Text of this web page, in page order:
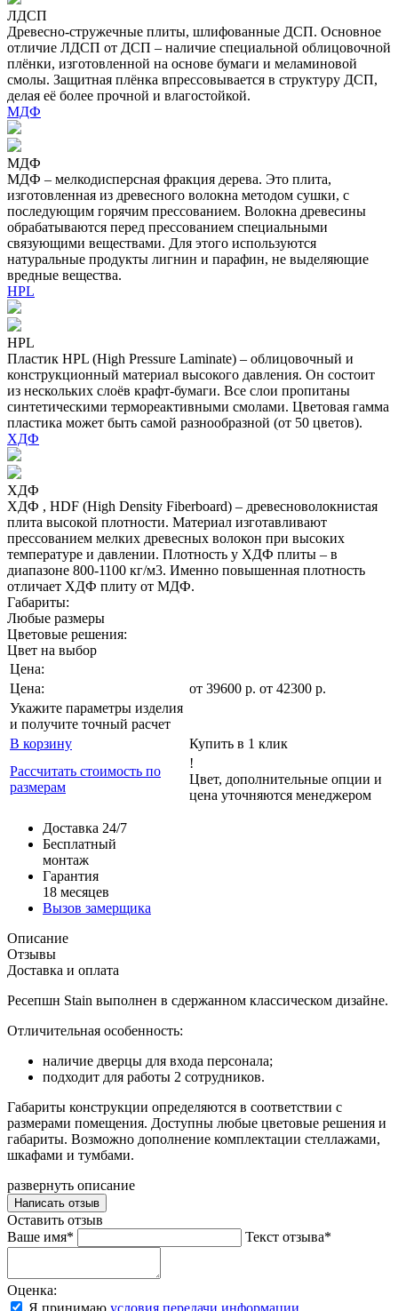
ЛДСП
Древесно-стружечные плиты, шлифованные ДСП. Основное
отличие ЛДСП от ДСП – наличие специальной облицовочной
плёнки, изготовленной на основе бумаги и меламиновой
смолы. Защитная плёнка впрессовывается в структуру ДСП,
делая её более прочной и влагостойкой.
МДФ
МДФ
МДФ – мелкодисперсная фракция дерева. Это плита,
изготовленная из древесного волокна методом сушки, с
последующим горячим прессованием. Волокна древесины
обрабатываются перед прессованием специальными
связующими веществами. Для этого используются
натуральные продукты лигнин и парафин, не выделяющие
вредные вещества.
HPL
HPL
Пластик HPL (High Pressure Laminate) – облицовочный и
конструкционный материал высокого давления. Он состоит
из нескольких слоёв крафт-бумаги. Все слои пропитаны
синтетическими термореактивными смолами. Цветовая гамма
пластика может быть самой разнообразной (от 50 цветов).
ХДФ
ХДФ
ХДФ , HDF (High Density Fiberboard) – древесноволокнистая
плита высокой плотности. Материал изготавливают
прессованием мелких древесных волокон при высоких
температуре и давлении. Плотность у ХДФ плиты – в
диапазоне 800-1100 кг/м3. Именно повышенная плотность
отличает ХДФ плиту от МДФ.
Габариты:
Любые размеры
Цветовые решения:
Цвет на выбор
Цена:
Цена:
от 39600 р. от 42300 р.
Укажите параметры изделия
и получите точный расчет
В корзину
Купить в 1 клик
Рассчитать стоимость по
размерам
!
Цвет, дополнительные опции и
цена уточняются менеджером
Доставка 24/7
Бесплатный
монтаж
Гарантия
18 месяцев
Вызов замерщика
Описание
Отзывы
Доставка и оплата
Ресепшн Stain выполнен в сдержанном классическом дизайне.
Отличительная особенность:
наличие дверцы для входа персонала;
подходит для работы 2 сотрудников.
Габариты конструкции определяются в соответствии с
размерами помещения. Доступны любые цветовые решения и
габариты. Возможно дополнение комплектации стеллажами,
шкафами и тумбами.
развернуть описание
Написать отзыв
Оставить отзыв
Ваше имя*
Текст отзыва*
Оценка:
Я принимаю условия передачи информации